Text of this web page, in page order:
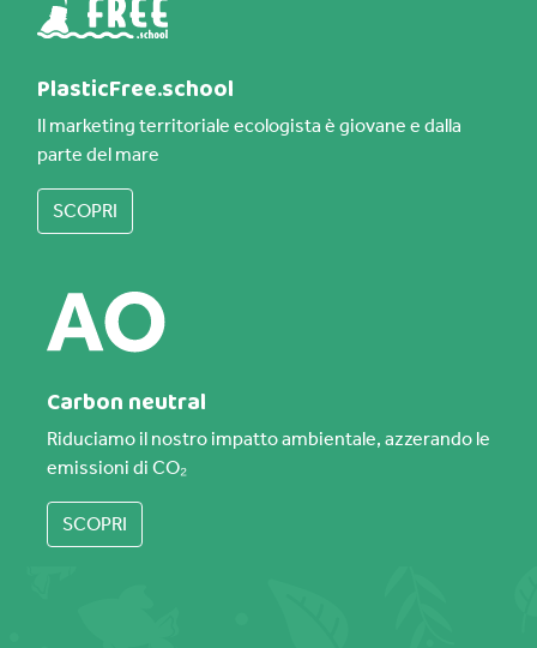
PlasticFree.school
Il marketing territoriale ecologista è giovane e dalla
parte del mare
SCOPRI
Carbon neutral
Riduciamo il nostro impatto ambientale, azzerando le
emissioni di CO₂
SCOPRI